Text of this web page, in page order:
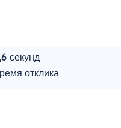
секунд
отклика